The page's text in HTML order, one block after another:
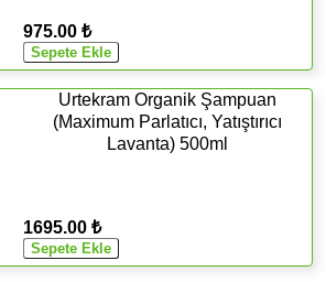
975.00 ₺
Urtekram Organik Şampuan
(Maximum Parlatıcı, Yatıştırıcı
Lavanta) 500ml
1695.00 ₺